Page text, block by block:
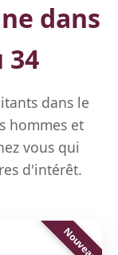
dans
34
dans le
hommes et
vous qui
d'intérêt.